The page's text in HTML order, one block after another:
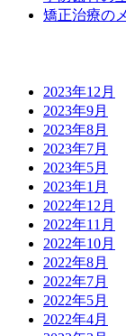
矯正治療の
2023年12月
2023年9月
2023年8月
2023年7月
2023年5月
2023年1月
2022年12月
2022年11月
2022年10月
2022年8月
2022年7月
2022年5月
2022年4月